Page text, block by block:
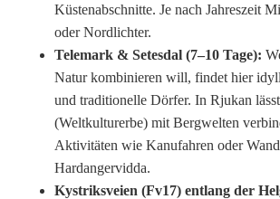
Küstenabschnitte. Je nach Jahreszeit
oder Nordlichter.
Telemark & Setesdal (7–10 Tage):
Natur kombinieren will, findet hier
und traditionelle Dörfer. In Rjukan
(Weltkulturerbe) mit Bergwelten
Aktivitäten wie Kanufahren oder
Hardangervidda.
Kystriksveien (Fv17) entlang der